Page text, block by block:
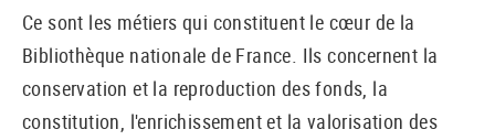
Ce sont les métiers qui constituent le cœur de la
Bibliothèque nationale de France. Ils concernent la
conservation et la reproduction des fonds, la
constitution, l'enrichissement et la valorisation des